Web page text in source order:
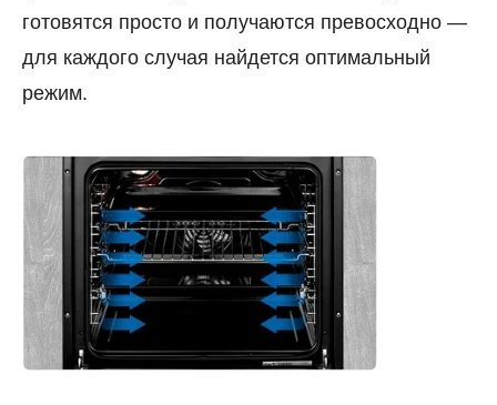
готовятся просто и получаются превосходно —
для каждого случая найдется оптимальный
режим.